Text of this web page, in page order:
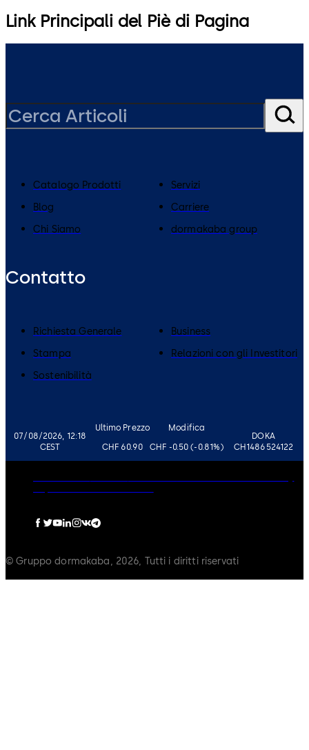
Link Principali del Piè di Pagina
07/08/2026, 12:18
CEST
Ultimo Prezzo
CHF 60.90
Modifica
CHF -0.50 (-0.81%)
DOKA
CH1486524122
Catalogo Prodotti
Servizi
Blog
Carriere
Chi Siamo
dormakaba group
Contatto
Richiesta Generale
Business
Stampa
Relazioni con gli Investitori
Sostenibilità
© Gruppo dormakaba, 2026, Tutti i diritti riservati